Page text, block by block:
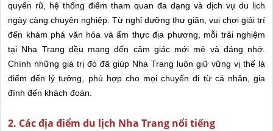
quyến rũ, hệ thống điểm tham quan đa dạng và dịch vụ du lịch
ngày càng chuyên nghiệp. Từ nghỉ dưỡng thư giãn, vui chơi giải trí
đến khám phá văn hóa và ẩm thực địa phương, mỗi trải nghiệm
tại Nha Trang đều mang đến cảm giác mới mẻ và đáng nhớ.
Chính những giá trị đó đã giúp Nha Trang luôn giữ vững vị thế là
điểm đến lý tưởng, phù hợp cho mọi chuyến đi từ cá nhân, gia
đình đến khách đoàn.
2. Các địa điểm du lịch Nha Trang nổi tiếng